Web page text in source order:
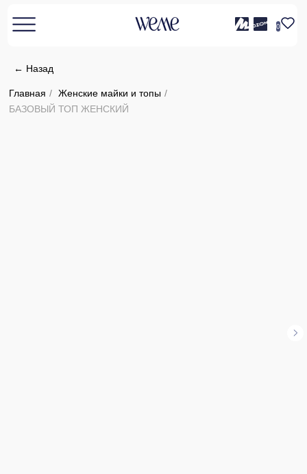
0
← Назад
Главная / Женские майки и топы /
БАЗОВЫЙ ТОП ЖЕНСКИЙ